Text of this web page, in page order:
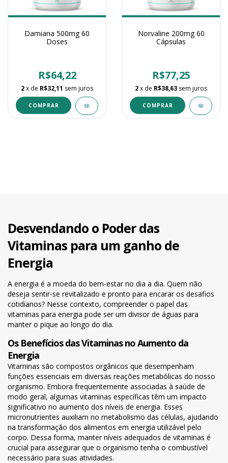
Damiana 500mg 60
Doses
R$64,22
2x de R$32,11 sem juros
Norvaline 200mg 60
Cápsulas
R$77,25
2x de R$38,63 sem juros
Desvendando o Poder das
Vitaminas para um ganho de
Energia
A energia é a moeda do bem-estar no dia a dia. Quem não
deseja sentir-se revitalizado e pronto para encarar os desafios
cotidianos? Nesse contexto, compreender o papel das
vitaminas para energia pode ser um divisor de águas para
manter o pique ao longo do dia.
Os Benefícios das Vitaminas no Aumento da
Energia
Vitaminas são compostos orgânicos que desempenham
funções essenciais em diversas reações metabólicas do nosso
organismo. Embora frequentemente associadas à saúde de
modo geral, algumas vitaminas específicas têm um impacto
significativo no aumento dos níveis de energia. Esses
micronutrientes auxiliam no metabolismo das células, ajudando
na transformação dos alimentos em energia utilizável pelo
corpo. Dessa forma, manter níveis adequados de vitaminas é
crucial para assegurar que o organismo tenha o combustível
necessário para suas atividades.